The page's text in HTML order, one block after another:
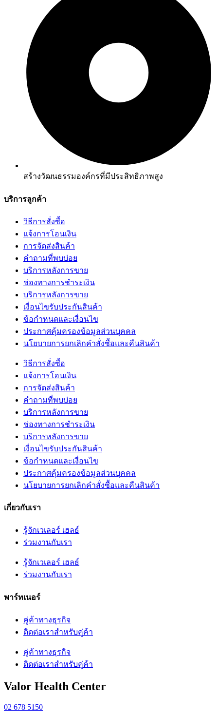
สร้างวัฒนธรรมองค์กรที่มีประสิทธิภาพสูง
บริการลูกค้า
วิธีการสั่งซื้อ
แจ้งการโอนเงิน
การจัดส่งสินค้า
คำถามที่พบบ่อย
บริการหลังการขาย
ช่องทางการชำระเงิน
บริการหลังการขาย
เงื่อนไขรับประกันสินค้า
ข้อกำหนดและเงื่อนไข
ประกาศคุ้มครองข้อมูลส่วนบุคคล
นโยบายการยกเลิกคำสั่งซื้อและคืนสินค้า
วิธีการสั่งซื้อ
แจ้งการโอนเงิน
การจัดส่งสินค้า
คำถามที่พบบ่อย
บริการหลังการขาย
ช่องทางการชำระเงิน
บริการหลังการขาย
เงื่อนไขรับประกันสินค้า
ข้อกำหนดและเงื่อนไข
ประกาศคุ้มครองข้อมูลส่วนบุคคล
นโยบายการยกเลิกคำสั่งซื้อและคืนสินค้า
เกี่ยวกับเรา
รู้จักเวเลอร์ เฮลธ์
ร่วมงานกับเรา
รู้จักเวเลอร์ เฮลธ์
ร่วมงานกับเรา
พาร์ทเนอร์
คู่ค้าทางธุรกิจ
ติดต่อเราสำหรับคู่ค้า
คู่ค้าทางธุรกิจ
ติดต่อเราสำหรับคู่ค้า
Valor Health Center
02 678 5150